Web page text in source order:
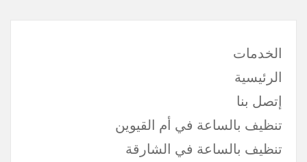
الخدمات
الرئيسية
إتصل بنا
تنظيف بالساعة في أم القيوين
تنظيف بالساعة في الشارقة